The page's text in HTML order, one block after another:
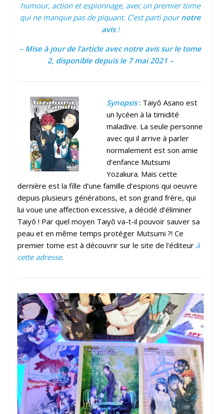
humour, action et espionnage, avec un premier tome
qui ne manque pas de piquant. C’est parti pournotre
avis!
– Mise à jour de l’article avec notre avis sur le tome
2, disponible depuis le 7 mai 2021 –
Synopsis: Taiyô Asano est
un lycéen à la timidité
maladive. La seule personne
avec qui il arrive à parler
normalement est son amie
d’enfance Mutsumi
Yozakura. Mais cette
dernière est la fille d’une famille d’espions qui oeuvre
depuis plusieurs générations, et son grand frère, qui
lui voue une affection excessive, a décidé d’éliminer
Taiyô ! Par quel moyen Taiyô va-t-il pouvoir sauver sa
peau et en même temps protéger Mutsumi ?! Ce
premier tome est à découvrir sur le site de l’éditeur à
cette adresse.